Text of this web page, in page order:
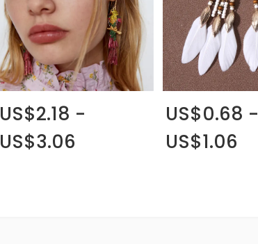
US$2.18 -
US$3.06
US$0.68 -
US$1.06